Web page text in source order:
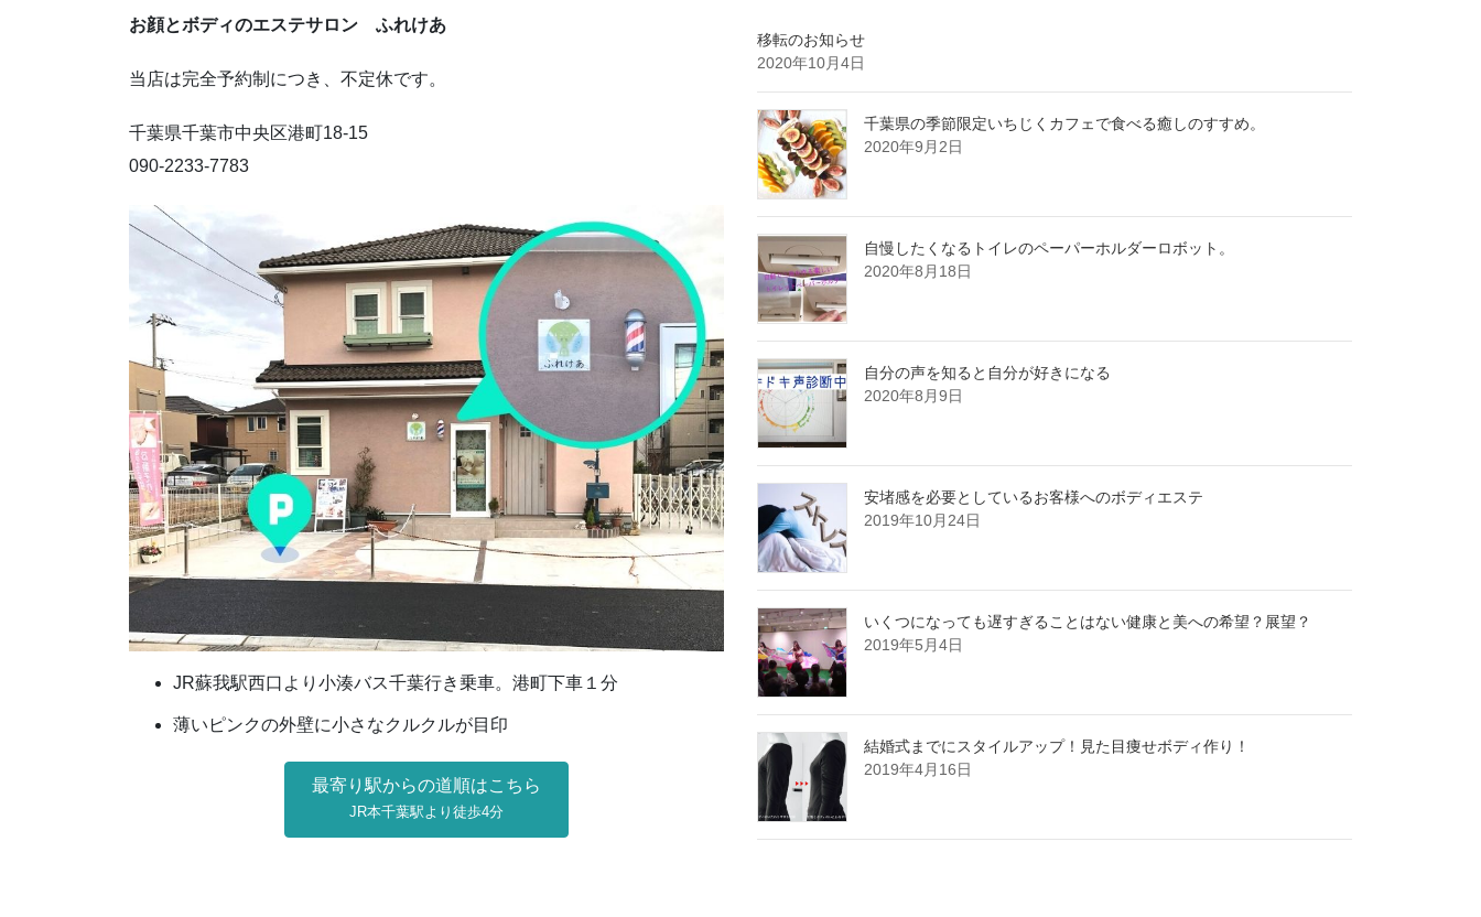
お顔とボディのエステサロン ふれけあ
当店は完全予約制につき、不定休です。
千葉県千葉市中央区港町18-15
090-2233-7783
JR蘇我駅西口より小湊バス千葉行き乗車。港町下車１分
薄いピンクの外壁に小さなクルクルが目印
最寄り駅からの道順はこちら
JR本千葉駅より徒歩4分
移転のお知らせ
2020年10月4日
千葉県の季節限定いちじくカフェで食べる癒しのすすめ。
2020年9月2日
自慢したくなるトイレのペーパーホルダーロボット。
2020年8月18日
自分の声を知ると自分が好きになる
2020年8月9日
安堵感を必要としているお客様へのボディエステ
2019年10月24日
いくつになっても遅すぎることはない健康と美への希望？展望？
2019年5月4日
結婚式までにスタイルアップ！見た目痩せボディ作り！
2019年4月16日